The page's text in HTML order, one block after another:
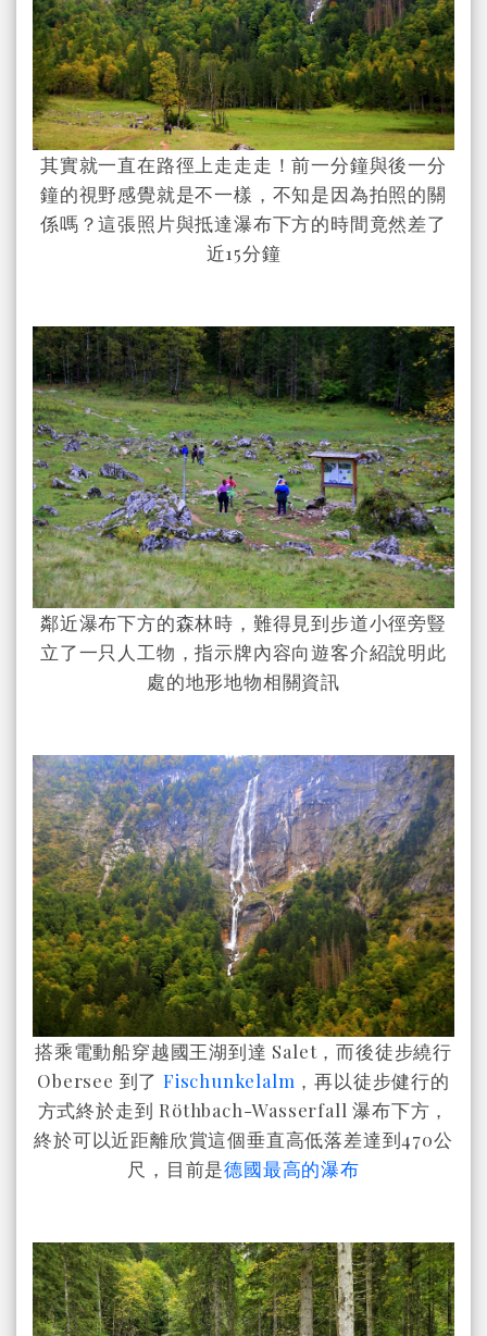
其實就一直在路徑上走走走！前一分鐘與後一分
鐘的視野感覺就是不一樣，不知是因為拍照的關
係嗎？這張照片與抵達瀑布下方的時間竟然差了
近15分鐘
鄰近瀑布下方的森林時，難得見到步道小徑旁豎
立了一只人工物，指示牌內容向遊客介紹說明此
處的地形地物相關資訊
搭乘電動船穿越國王湖到達 Salet，而後徒步繞行
Obersee 到了 Fischunkelalm ，再以徒步健行的
方式終於走到 Röthbach-Wasserfall 瀑布下方，
終於可以近距離欣賞這個垂直高低落差達到470公
尺，目前是德國最高的瀑布